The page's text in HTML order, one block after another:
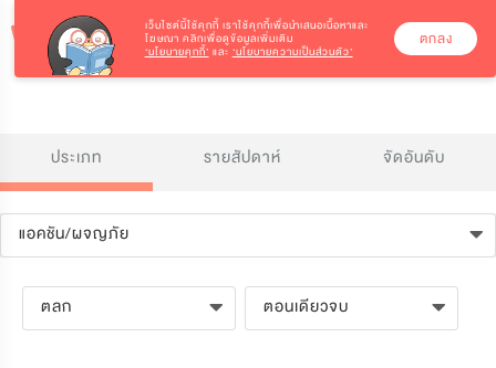
ประเภท รายสัปดาห์ จัดอันดับ
แอคชัน/ผจญภัย
ตลก ตอนเดียวจบ
เว็บไซต์นี้ใช้คุกกี้ เราใช้คุกกี้เพื่อนำเสนอเนื้อหาและ
โฆษณา คลิกเพื่อดูข้อมูลเพิ่มเติม
‘นโยบายคุกกี้’ และ ‘นโยบายความเป็นส่วนตัว’
ตกลง